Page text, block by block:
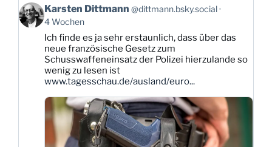
Beitrag
von
Karsten
Dittmann
Bluesky
ansehen
Karsten Dittmann @dittmann.bsky.social
4 Wochen
Ich finde es ja sehr erstaunlich, dass über das
neue französische Gesetz zum
Schusswaffeneinsatz der Polizei hierzulande so
wenig zu lesen ist
www.tagesschau.de/ausland/euro...